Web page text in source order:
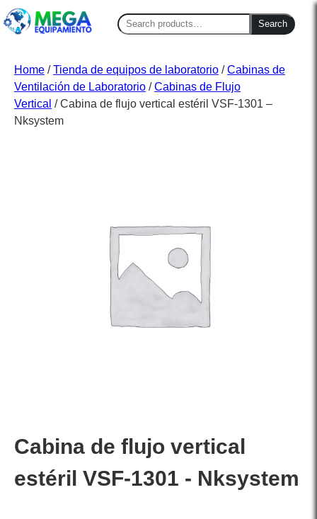
Search
for:
Search
Home /Tienda de equipos de laboratorio /Cabinas de
Ventilación de Laboratorio /Cabinas de Flujo
Vertical / Cabina de flujo vertical estéril VSF-1301 –
Nksystem
Cabina de flujo vertical
estéril VSF-1301 - Nksystem